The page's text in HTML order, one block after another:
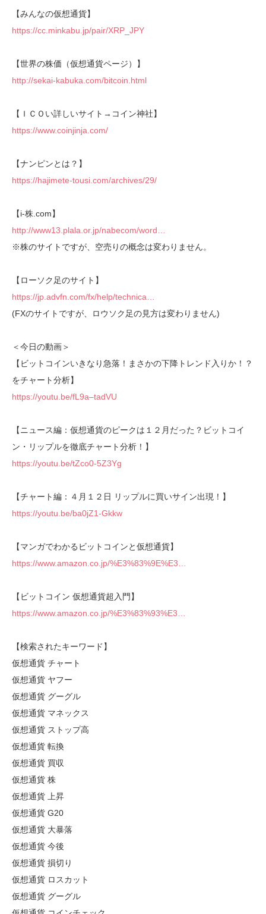
【みんなの仮想通貨】
https://cc.minkabu.jp/pair/XRP_JPY
【世界の株価（仮想通貨ページ）】
http://sekai-kabuka.com/bitcoin.html
【ＩＣＯい詳しいサイト→コイン神社】
https://www.coinjinja.com/
【ナンピンとは？】
https://hajimete-tousi.com/archives/29/
【i-株.com】
http://www13.plala.or.jp/nabecom/word…
※株のサイトですが、空売りの概念は変わりません。
【ローソク足のサイト】
https://jp.advfn.com/fx/help/technica…
(FXのサイトですが、ロウソク足の見方は変わりません)
＜今日の動画＞
【ビットコインいきなり急落！まさかの下降トレンド入りか！？
をチャート分析】
https://youtu.be/fL9a–tadVU
【ニュース編：仮想通貨のピークは１２月だった？ビットコイ
ン・リップルを徹底チャート分析！】
https://youtu.be/tZco0-5Z3Yg
【チャート編：４月１２日 リップルに買いサイン出現！】
https://youtu.be/ba0jZ1-Gkkw
【マンガでわかるビットコインと仮想通貨】
https://www.amazon.co.jp/%E3%83%9E%E3…
【ビットコイン 仮想通貨超入門】
https://www.amazon.co.jp/%E3%83%93%E3…
【検索されたキーワード】
仮想通貨 チャート
仮想通貨 ヤフー
仮想通貨 グーグル
仮想通貨 マネックス
仮想通貨 ストップ高
仮想通貨 転換
仮想通貨 買収
仮想通貨 株
仮想通貨 上昇
仮想通貨 G20
仮想通貨 大暴落
仮想通貨 今後
仮想通貨 損切り
仮想通貨 ロスカット
仮想通貨 グーグル